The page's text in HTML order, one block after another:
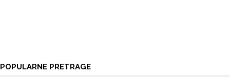
POPULARNE PRETRAGE